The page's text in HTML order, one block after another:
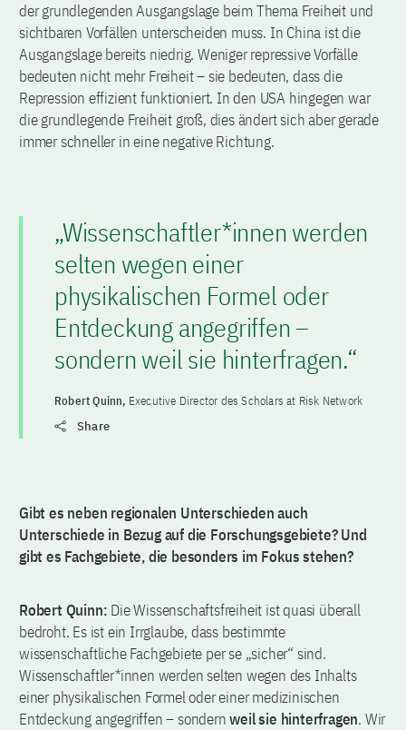
der grundlegenden Ausgangslage beim Thema Freiheit und
sichtbaren Vorfällen unterscheiden muss. In China ist die
Ausgangslage bereits niedrig. Weniger repressive Vorfälle
bedeuten nicht mehr Freiheit – sie bedeuten, dass die
Repression effizient funktioniert. In den USA hingegen war
die grundlegende Freiheit groß, dies ändert sich aber gerade
immer schneller in eine negative Richtung.
„Wissenschaftler*innen werden
selten wegen einer
physikalischen Formel oder
Entdeckung angegriffen –
sondern weil sie hinterfragen.“
Robert Quinn, Executive Director des Scholars at Risk Network
Share
Gibt es neben regionalen Unterschieden auch
Unterschiede in Bezug auf die Forschungsgebiete? Und
gibt es Fachgebiete, die besonders im Fokus stehen?
Robert Quinn: Die Wissenschaftsfreiheit ist quasi überall
bedroht. Es ist ein Irrglaube, dass bestimmte
wissenschaftliche Fachgebiete per se „sicher“ sind.
Wissenschaftler*innen werden selten wegen des Inhalts
einer physikalischen Formel oder einer medizinischen
Entdeckung angegriffen – sondernweil sie hinterfragen. Wir